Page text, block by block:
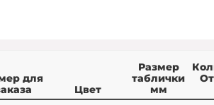
для
Цвет
Размер
таблички
мм